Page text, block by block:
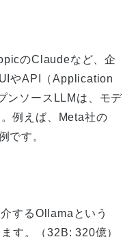
のClaudeなど、企
やAPI（Application
ンソースLLMは、モデ
例えば、Meta社の
です。
するOllamaという
す。（32B: 320億）